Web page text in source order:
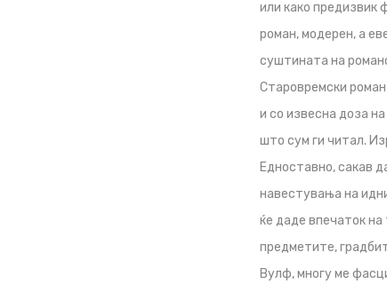
или како предизвик
роман, модерен, а
суштината на
Старовремски
и со извесна доза
што сум ги читал.
Едноставно, сакав
навестувања на
ќе даде впечаток на
предметите,
Вулф, многу ме